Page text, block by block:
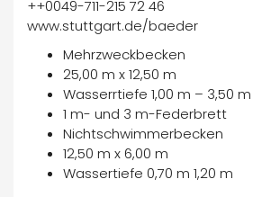
++0049-711-215 72 46
www.stuttgart.de/baeder
Mehrzweckbecken
25,00 m x 12,50 m
Wasserrtiefe 1,00 m – 3,50 m
1 m- und 3 m-Federbrett
Nichtschwimmerbecken
12,50 m x 6,00 m
Wassertiefe 0,70 m 1,20 m